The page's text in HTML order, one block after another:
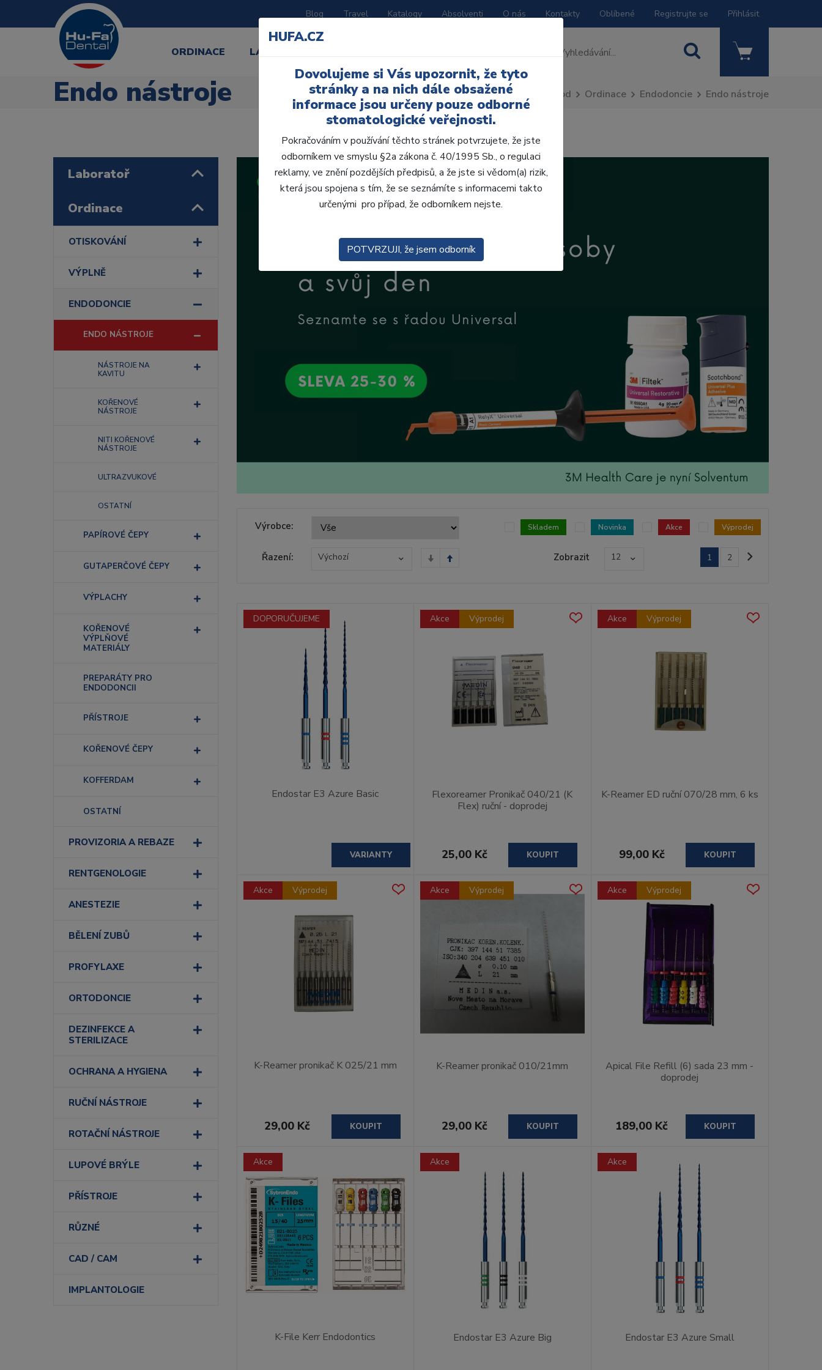
Blog Travel Katalogy Absolventi O nás Kontakty Oblíbené Registrujte se Přihlásit
ORDINACE LABORATOŘ
Endo nástroje Úvod Ordinace Endodoncie Endo nástroje
Laboratoř
Ordinace
OTISKOVÁNÍ
VÝPLNĚ
ENDODONCIE
ENDO NÁSTROJE
NÁSTROJE NA
KAVITU
KOŘENOVÉ
NÁSTROJE
NITI KOŘENOVÉ
NÁSTROJE
ULTRAZVUKOVÉ
OSTATNÍ
PAPÍROVÉ ČEPY
GUTAPERČOVÉ ČEPY
VÝPLACHY
KOŘENOVÉ
VÝPLŇOVÉ
MATERIÁLY
PREPARÁTY PRO
ENDODONCII
PŘÍSTROJE
KOŘENOVÉ ČEPY
KOFFERDAM
OSTATNÍ
PROVIZORIA A REBAZE
RENTGENOLOGIE
ANESTEZIE
BĚLENÍ ZUBŮ
PROFYLAXE
ORTODONCIE
DEZINFEKCE A
STERILIZACE
OCHRANA A HYGIENA
RUČNÍ NÁSTROJE
ROTAČNÍ NÁSTROJE
LUPOVÉ BRÝLE
PŘÍSTROJE
RŮZNÉ
CAD / CAM
IMPLANTOLOGIE
Výrobce: Skladem Novinka Akce Výprodej
Řazení: Výchozí Zobrazit 12 1 2
DOPORUČUJEME
Endostar E3 Azure Basic
VARIANTY
Akce Výprodej
Flexoreamer Pronikač 040/21 (K
Flex) ruční - doprodej
25,00 Kč KOUPIT
Akce Výprodej
K-Reamer ED ruční 070/28 mm, 6 ks
99,00 Kč KOUPIT
Akce Výprodej
K-Reamer pronikač K 025/21 mm
29,00 Kč KOUPIT
Akce Výprodej
K-Reamer pronikač 010/21mm
29,00 Kč KOUPIT
Akce Výprodej
Apical File Refill (6) sada 23 mm -
doprodej
189,00 Kč KOUPIT
Akce
K-File Kerr Endodontics
Akce
Endostar E3 Azure Big
Akce
Endostar E3 Azure Small
HUFA.CZ
Dovolujeme si Vás upozornit, že tyto
stránky a na nich dále obsažené
informace jsou určeny pouze odborné
stomatologické veřejnosti.
Pokračováním v používání těchto stránek potvrzujete, že jste
odborníkem ve smyslu §2a zákona č. 40/1995 Sb., o regulaci
reklamy, ve znění pozdějších předpisů, a že jste si vědom(a) rizik,
která jsou spojena s tím, že se seznámíte s informacemi takto
určenými pro případ, že odborníkem nejste.
POTVRZUJI, že jsem odborník